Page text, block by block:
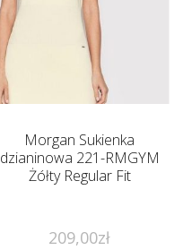
Morgan Sukienka
dzianinowa 221-RMGYM
Żółty Regular Fit
209,00zł